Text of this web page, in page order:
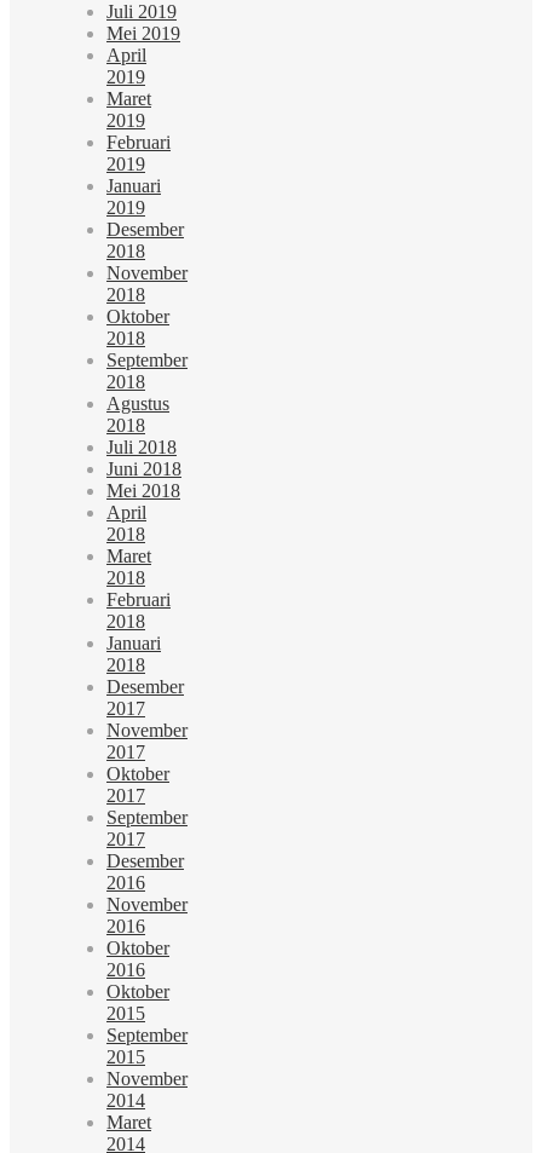
Juli 2019
Mei 2019
April
2019
Maret
2019
Februari
2019
Januari
2019
Desember
2018
November
2018
Oktober
2018
September
2018
Agustus
2018
Juli 2018
Juni 2018
Mei 2018
April
2018
Maret
2018
Februari
2018
Januari
2018
Desember
2017
November
2017
Oktober
2017
September
2017
Desember
2016
November
2016
Oktober
2016
Oktober
2015
September
2015
November
2014
Maret
2014